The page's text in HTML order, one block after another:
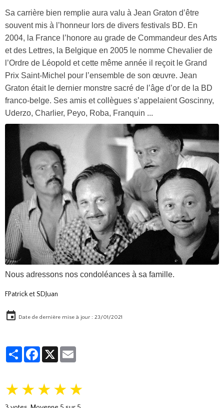
Sa carrière bien remplie aura valu à Jean Graton d’être
souvent mis à l’honneur lors de divers festivals BD. En
2004, la France l’honore au grade de Commandeur des Arts
et des Lettres, la Belgique en 2005 le nomme Chevalier de
l’Ordre de Léopold et cette même année il reçoit le Grand
Prix Saint-Michel pour l’ensemble de son œuvre. Jean
Graton était le dernier monstre sacré de l’âge d’or de la BD
franco-belge. Ses amis et collègues s’appelaient Goscinny,
Uderzo, Charlier, Peyo, Roba, Franquin ...
Nous adressons nos condoléances à sa famille.
FPatrick et SDJuan
Date de dernière mise à jour : 23/01/2021
PartagerFacebook
X
★ ★ ★ ★ ★